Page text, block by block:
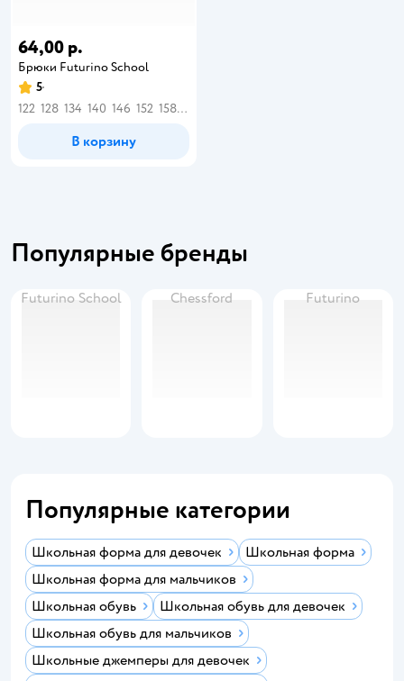
64,00 р.
Брюки Futurino School
5
122 128 134 140 146 152 158 164
В корзину
Популярные бренды
Futurino School Chessford Futurino
Популярные категории
Школьная форма для девочек
Школьная форма
Школьная форма для мальчиков
Школьная обувь
Школьная обувь для девочек
Школьная обувь для мальчиков
Школьные джемперы для девочек